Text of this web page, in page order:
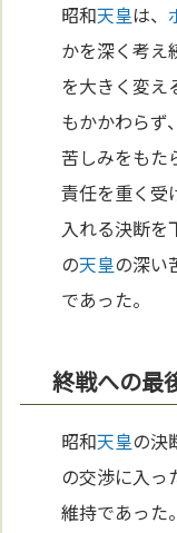
昭和天皇は、
かを深く考え
を大きく変え
もかかわらず
苦しみをもた
責任を重く受
入れる決断を
の天皇の深い
であった。
終戦への最
昭和天皇の決
の交渉に入っ
維持であった